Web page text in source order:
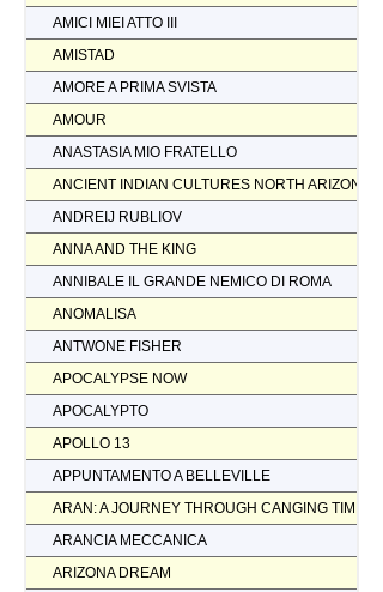
AMICI MIEI ATTO III
AMISTAD
AMORE A PRIMA SVISTA
AMOUR
ANASTASIA MIO FRATELLO
ANCIENT INDIAN CULTURES NORTH ARIZONA
ANDREIJ RUBLIOV
ANNA AND THE KING
ANNIBALE IL GRANDE NEMICO DI ROMA
ANOMALISA
ANTWONE FISHER
APOCALYPSE NOW
APOCALYPTO
APOLLO 13
APPUNTAMENTO A BELLEVILLE
ARAN: A JOURNEY THROUGH CANGING TIMES
ARANCIA MECCANICA
ARIZONA DREAM